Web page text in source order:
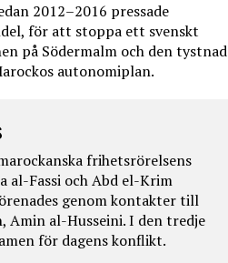
2012–2016 pressade
för att stoppa ett svenskt
på Södermalm och den tystnad
autonomiplan.
frihetsrörelsens
al-Fassi och Abd el-Krim
genom kontakter till
Amin al-Husseini. I den tredje
för dagens konflikt.